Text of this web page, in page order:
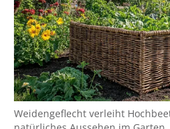
Weidengeflecht verleiht